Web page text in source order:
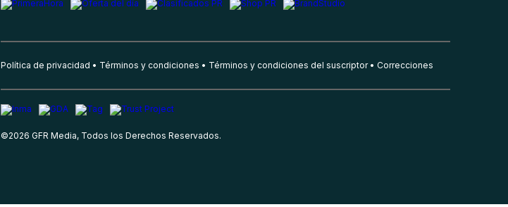
Política de privacidad Términos y condiciones Términos y condiciones del suscriptor Correcciones
©2026 GFR Media, Todos los Derechos Reservados.